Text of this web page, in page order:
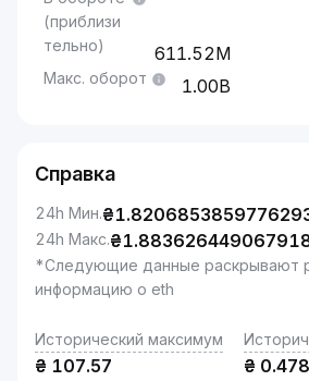
(приблизи
тельно)
611.52M
Макс. оборот 1.00B
Справка
24h Мин.₴
24h Макс.₴
*Следующие данные раскрывают
информацию о eth
Исторический максимум
₴ 107.57 ₴